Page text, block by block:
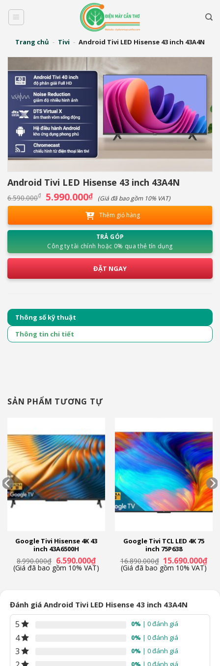
qua
dungTrang chủ - Tivi - Android Tivi LED Hisense 43 inch 43A4N
Android Tivi LED Hisense 43 inch 43A4N
6.590.000₫ Giá
gốc
5.990.000₫Giá
hiện
là:
5.990.000₫.
(Giá đã bao gồm 10% VAT)
Thêm giỏ hàng
TRẢ GÓP
Công ty tài chính hoặc 0% qua thẻ tín dụng
ĐẶT NGAY
Thông số kỹ thuật
Thông tin chi tiết
SẢN PHẨM TƯƠNG TỰ
Google Tivi Hisense 4K 43
inch 43A6500H
8.990.000₫ Giá
gốc
là:
6.590.000₫Giá
hiện
tại
(Giá đã bao gồm 10% VAT)
Google Tivi TCL LED 4K 75
inch 75P638
16.890.000₫ Giá
gốc
là:
15.690.000₫Giá
(Giá đã bao gồm 10% VAT)
Đánh giá Android Tivi LED Hisense 43 inch 43A4N
5 0% | 0 đánh giá
4 0% | 0 đánh giá
3 0% | 0 đánh giá
0% | 0 đánh giá